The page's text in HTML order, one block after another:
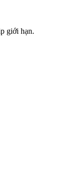
giới hạn.